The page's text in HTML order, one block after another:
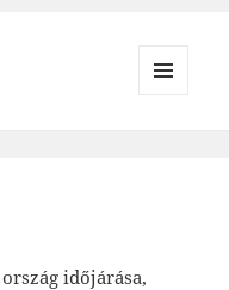
időjárása,